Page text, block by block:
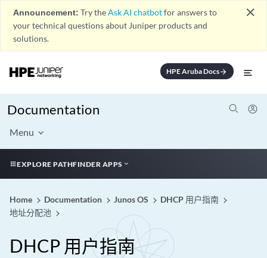
Announcement: Try theAsk AI chatbotfor answers to
your technical questions about Juniper products and
solutions.
close
HPE Aruba Docsarrow_forward
Documentation
Menu
EXPLORE PATHFINDER APPS
Home Documentation Junos OS
DHCP 用户指南
地址分配池
DHCP 用户指南